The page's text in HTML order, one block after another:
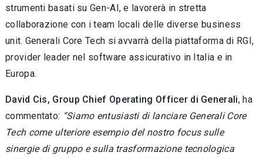
strumenti basati su Gen-AI, e lavorerà in stretta
collaborazione con i team locali delle diverse business
unit. Generali Core Tech si avvarrà della piattaforma di RGI,
provider leader nel software assicurativo in Italia e in
Europa.
David Cis, Group Chief Operating Officer di Generali, ha
commentato: “Siamo entusiasti di lanciare Generali Core
Tech come ulteriore esempio del nostro focus sulle
sinergie di gruppo e sulla trasformazione tecnologica